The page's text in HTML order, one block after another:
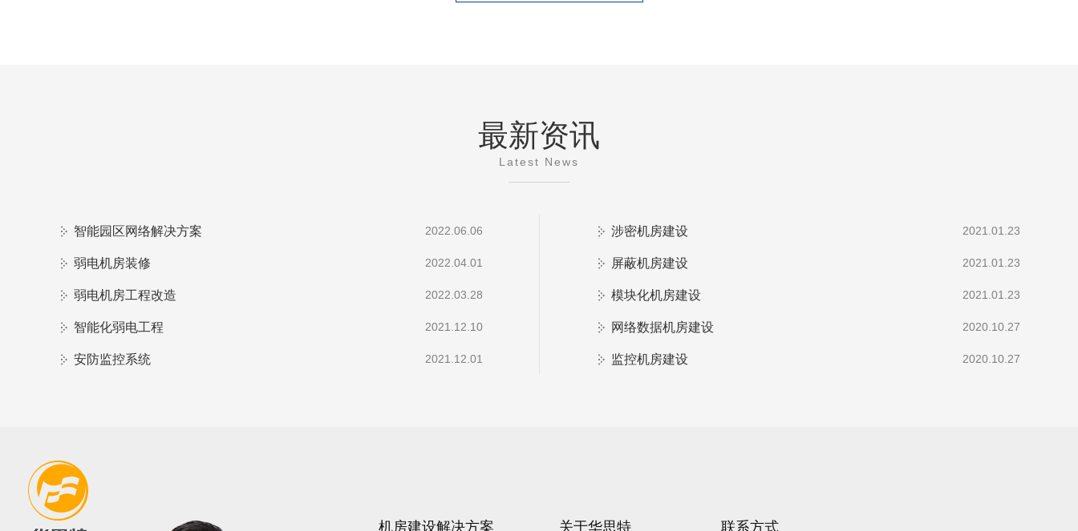
最新资讯
Latest News
智能园区网络解决方案 2022.06.06
弱电机房装修 2022.04.01
弱电机房工程改造 2022.03.28
智能化弱电工程 2021.12.10
安防监控系统 2021.12.01
涉密机房建设 2021.01.23
屏蔽机房建设 2021.01.23
模块化机房建设 2021.01.23
网络数据机房建设 2020.10.27
监控机房建设 2020.10.27
机房建设解决方案 关于华思特 联系方式